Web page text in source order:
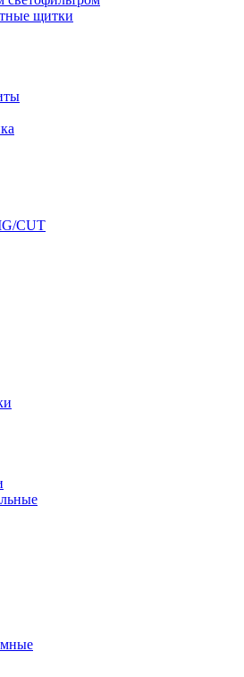
щитки
CUT